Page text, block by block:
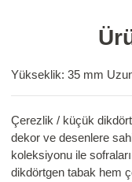
Yükseklik: 35 mm
Çerezlik / küçük
dekor ve desenlere
koleksiyonu ile
dikdörtgen tabak hem